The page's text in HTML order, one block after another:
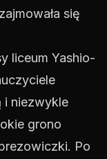
się
liceum Yashio-
i niezwykle
grono
Po